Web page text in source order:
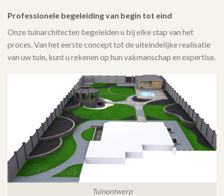
Professionele begeleiding van begin tot eind
Onze tuinarchitecten begeleiden u bij elke stap van het
proces. Van het eerste concept tot de uiteindelijke realisatie
van uw tuin, kunt u rekenen op hun vakmanschap en expertise.
Tuinontwerp